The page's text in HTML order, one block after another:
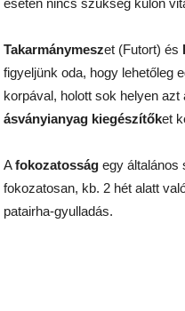
esetén nincs szükség külön
Takarmánymeszet (Futort) és
figyeljünk oda, hogy lehetőleg
korpával, holott sok helyen
ásványianyag kiegészítőket
Afokozatosság egy általános
fokozatosan, kb. 2 hét alatt
patairha-gyulladás.